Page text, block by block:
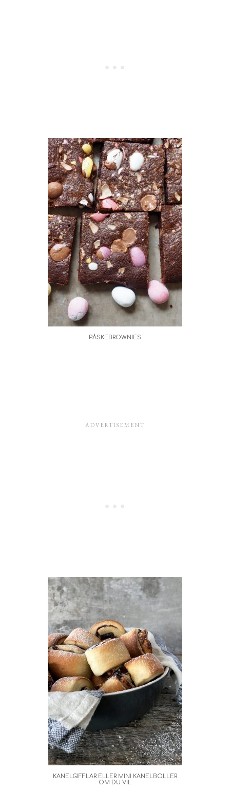
PÅSKEBROWNIES
KANELGIFFLAR ELLER MINI KANELBOLLER
OM DU VIL